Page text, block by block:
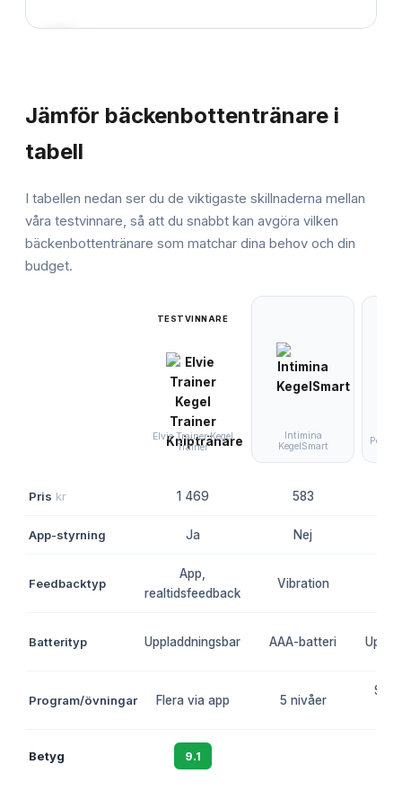
Jämför bäckenbottentränare i
tabell
I tabellen nedan ser du de viktigaste skillnaderna mellan
våra testvinnare, så att du snabbt kan avgöra vilken
bäckenbottentränare som matchar dina behov och din
budget.
TESTVINNARE
Elvie Trainer Kegel
Trainer
Intimina
KegelSmart
Perifit
Pris kr 1 469 583
App-styrning Ja Nej
Feedbacktyp
App,
realtidsfeedback
Vibration
Batterityp Uppladdningsbar AAA-batteri
Program/övningar Flera via app 5 nivåer
Betyg 9.1